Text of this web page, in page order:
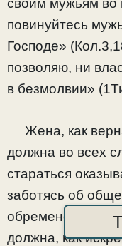
своим мужьям
повинуйтесь
Господе»
позволяю, ни
в безмолвии»
Жена, как
должна во всех
стараться
заботясь об
обремененного
должна, как